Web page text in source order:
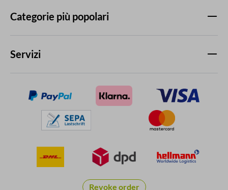
Categorie più popolari
Servizi
Revoke order